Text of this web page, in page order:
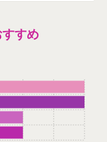
すめ